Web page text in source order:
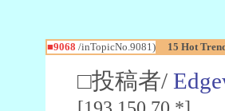
■9068 /inTopicNo.9081) 15 Hot
□投稿者/